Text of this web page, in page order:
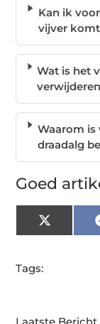
Kan ik
vijver
Wat is het
Waarom is
draadalg
Goed
X
(Twitter)
Tags:
Laatste Bericht